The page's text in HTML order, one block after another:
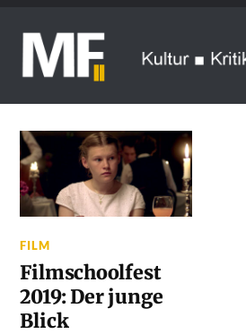
FILM
Filmschoolfest
2019: Der junge
Blick